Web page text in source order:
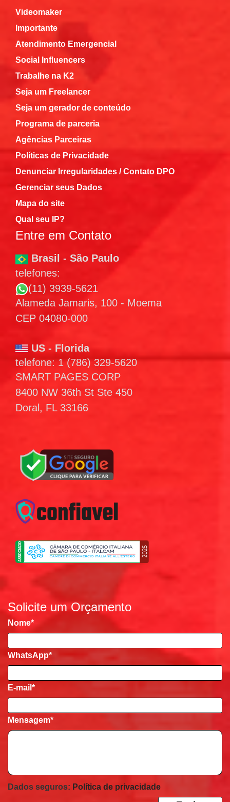
Videomaker
Importante
Atendimento Emergencial
Social Influencers
Trabalhe na K2
Seja um Freelancer
Seja um gerador de conteúdo
Programa de parceria
Agências Parceiras
Políticas de Privacidade
Denunciar Irregularidades / Contato DPO
Gerenciar seus Dados
Mapa do site
Qual seu IP?
Entre em Contato
Brasil - São Paulo
telefones:
(11) 3939-5621
Alameda Jamaris, 100 - Moema
CEP 04080-000
US - Florida
telefone: 1 (786) 329-5620
SMART PAGES CORP
8400 NW 36th St Ste 450
Doral, FL 33166
Solicite um Orçamento
Nome*
WhatsApp*
E-mail *
Mensagem*
Dados seguros: Política de privacidade